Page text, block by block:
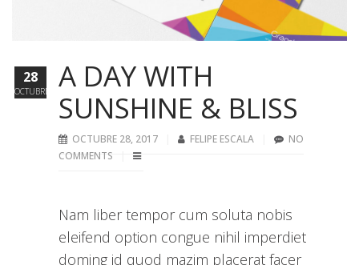
A DAY WITH
SUNSHINE & BLISS
OCTUBRE 28, 2017 FELIPE ESCALA
NO
COMMENTS
Nam liber tempor cum soluta nobis
eleifend option congue nihil imperdiet
doming id quod mazim placerat facer
28
OCTUBRE